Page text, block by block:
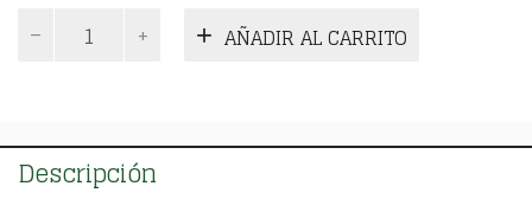
medievales. AÑADIR AL CARRITO
Descripción